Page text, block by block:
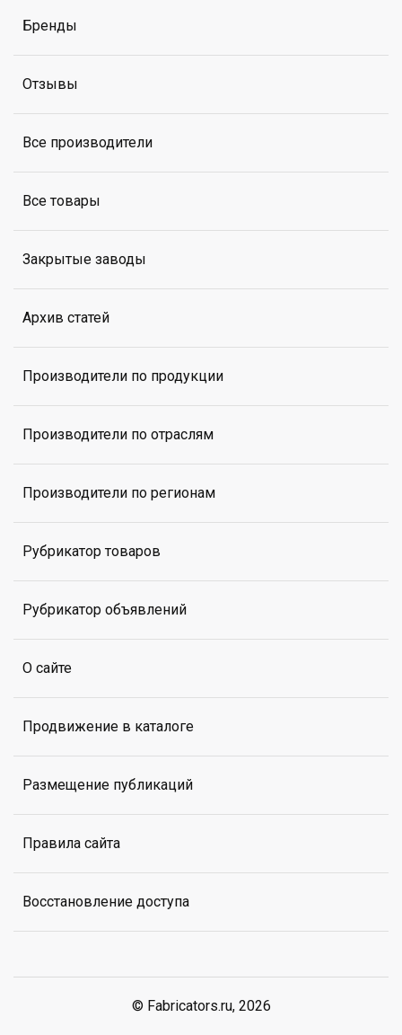
Бренды
Отзывы
Все производители
Все товары
Закрытые заводы
Архив статей
Производители по продукции
Производители по отраслям
Производители по регионам
Рубрикатор товаров
Рубрикатор объявлений
О сайте
Продвижение в каталоге
Размещение публикаций
Правила сайта
Восстановление доступа
© Fabricators.ru, 2026